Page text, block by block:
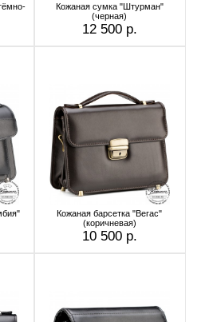
Кожаная сумка "Штурман"
(черная)
12 500 р.
Кожаная барсетка "Вегас"
(коричневая)
10 500 р.